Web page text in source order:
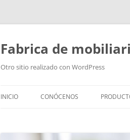
Fabrica de
Otro sitio realizado con WordPress
INICIO CONÓCENOS